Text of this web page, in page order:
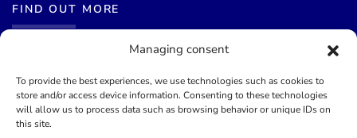
Managing consent
To provide the best experiences, we use technologies such as cookies to
store and/or access device information. Consenting to these technologies
will allow us to process data such as browsing behavior or unique IDs on
this site.
FIND OUT MORE
Events calendar
Terms of use
General terms and conditions